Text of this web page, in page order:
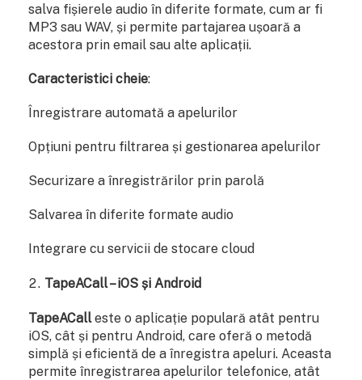
salva fișierele audio în diferite formate, cum ar fi
MP3 sau WAV, și permite partajarea ușoară a
acestora prin email sau alte aplicații.
Caracteristici cheie:
Înregistrare automată a apelurilor
Opțiuni pentru filtrarea și gestionarea apelurilor
Securizare a înregistrărilor prin parolă
Salvarea în diferite formate audio
Integrare cu servicii de stocare cloud
TapeACall – iOS și Android
TapeACalleste o aplicație populară atât pentru
iOS, cât și pentru Android, care oferă o metodă
simplă și eficientă de a înregistra apeluri. Aceasta
permite înregistrarea apelurilor telefonice, atât